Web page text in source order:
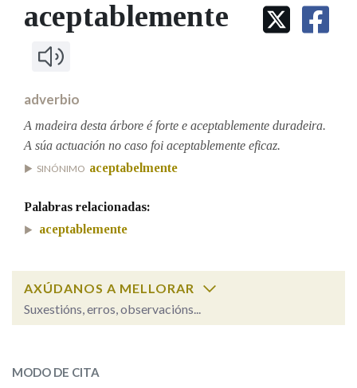
IDENTIDADE CORPORATIVA
MARCIAL DEL ADALID
FIGURAS HOMENAXEADAS
PORTAL DAS PALABRAS
Facebook
TwitterYoutubeInstagram
Bluesky
BUSCAR NOS LEMAS
Comeza por
Contén
aceptablemente
adverbio
A madeira desta árbore é forte e aceptablemente duradeira.
A súa actuación no caso foi aceptablemente eficaz.
SINÓNIMO aceptabelmente
Palabras relacionadas:
aceptablemente
AXÚDANOS A MELLORAR
Suxestións, erros, observacións...
ESCOLLE UNHA OPCIÓN:
MODO DE CITA